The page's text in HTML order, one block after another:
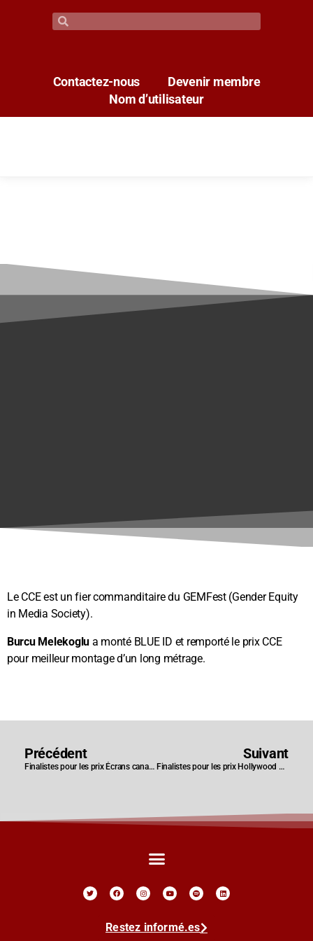
Contactez-nous
Devenir membre
Nom d’utilisateur
Le CCE est un fier commanditaire du GEMFest(Gender Equity
in Media Society).
Burcu Melekoglu a monté BLUE ID et remporté le prix CCE
pour meilleur montage d’un long métrage.
Précédent
Finalistes pour les prix Écrans canadiens de 2024
Suivant
Finalistes pour les prix Hollywood North Film 2024
Restez informé.es